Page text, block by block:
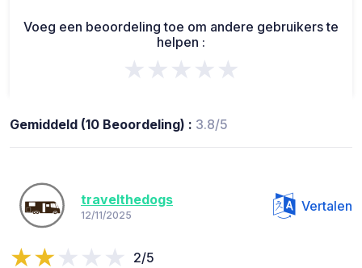
Voeg een beoordeling toe om andere gebruikers te
helpen :
★★★★★
Gemiddeld (10 Beoordeling) : 3.8/5
travelthedogs
12/11/2025
Vertalen
2/5